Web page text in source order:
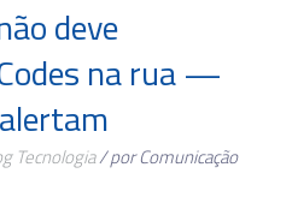
deve
na rua —
Tecnologia/ por Comunicação